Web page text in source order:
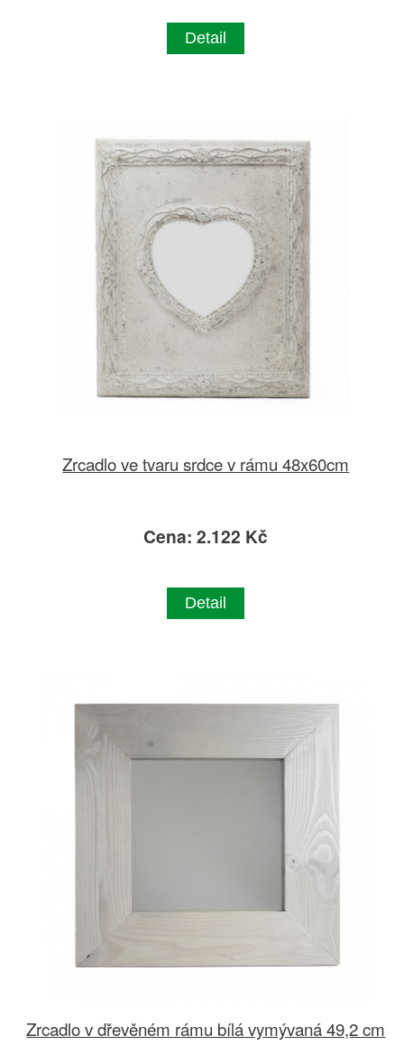
Detail
Zrcadlo ve tvaru srdce v rámu 48x60cm
Cena: 2.122 Kč
Detail
Zrcadlo v dřevěném rámu bílá vymývaná 49,2 cm